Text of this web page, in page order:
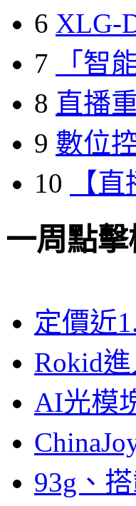
6 XLG-
7
「智
8 直播
9 數位
10
【
一周點擊
定價近
Rokid
AI光模
93g、